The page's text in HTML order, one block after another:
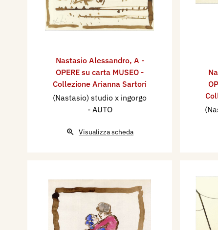
Nastasio Alessandro, A -
OPERE su carta MUSEO -
Collezione Arianna Sartori
(Nastasio) studio x ingorgo
- AUTO
Visualizza scheda